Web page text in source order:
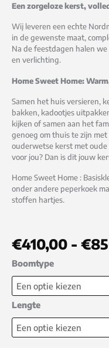
Een zorgeloze kerst,
Wij leveren een echte
in de gewenste maat,
Na de feestdagen halen
en verlichting.
Home Sweet Home:
Samen het huis versieren,
bakken, kadootjes
kijken of samen aan het
genoeg om thuis te zijn
ouderwetse kerst met
voor jou? Dan is dit jouw
Home Sweet Home :
onder andere peperkoek
stoffen hartjes.
€410,00 - €
Boomtype
Lengte
Versierde
Kerstboom
-
Home
Sweet
Home